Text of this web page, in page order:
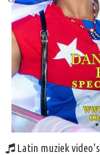
Latin muziek video's